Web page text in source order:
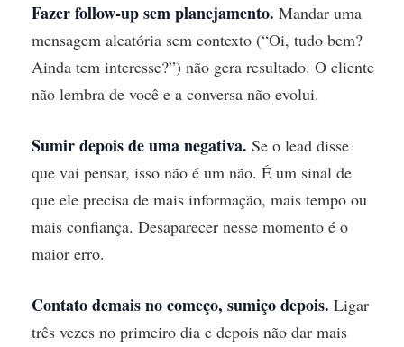
Fazer follow-up sem planejamento. Mandar uma
mensagem aleatória sem contexto (“Oi, tudo bem?
Ainda tem interesse?”) não gera resultado. O cliente
não lembra de você e a conversa não evolui.
Sumir depois de uma negativa. Se o lead disse
que vai pensar, isso não é um não. É um sinal de
que ele precisa de mais informação, mais tempo ou
mais confiança. Desaparecer nesse momento é o
maior erro.
Contato demais no começo, sumiço depois. Ligar
três vezes no primeiro dia e depois não dar mais